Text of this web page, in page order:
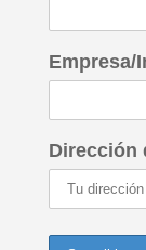
Empresa/
Dirección